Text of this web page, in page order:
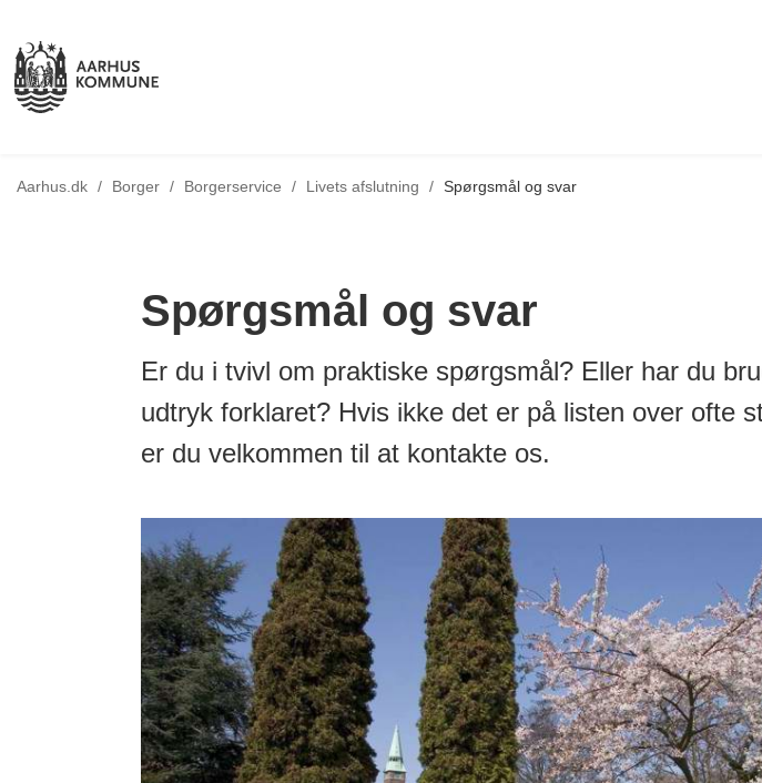
Aarhus.dk / Borger / Borgerservice / Tilbage til
Livets afslutning / Spørgsmål og svar
Spørgsmål og svar
Er du i tvivl om praktiske spørgsmål? Eller har du
udtryk forklaret? Hvis ikke det er på listen over ofte
er du velkommen til at kontakte os.